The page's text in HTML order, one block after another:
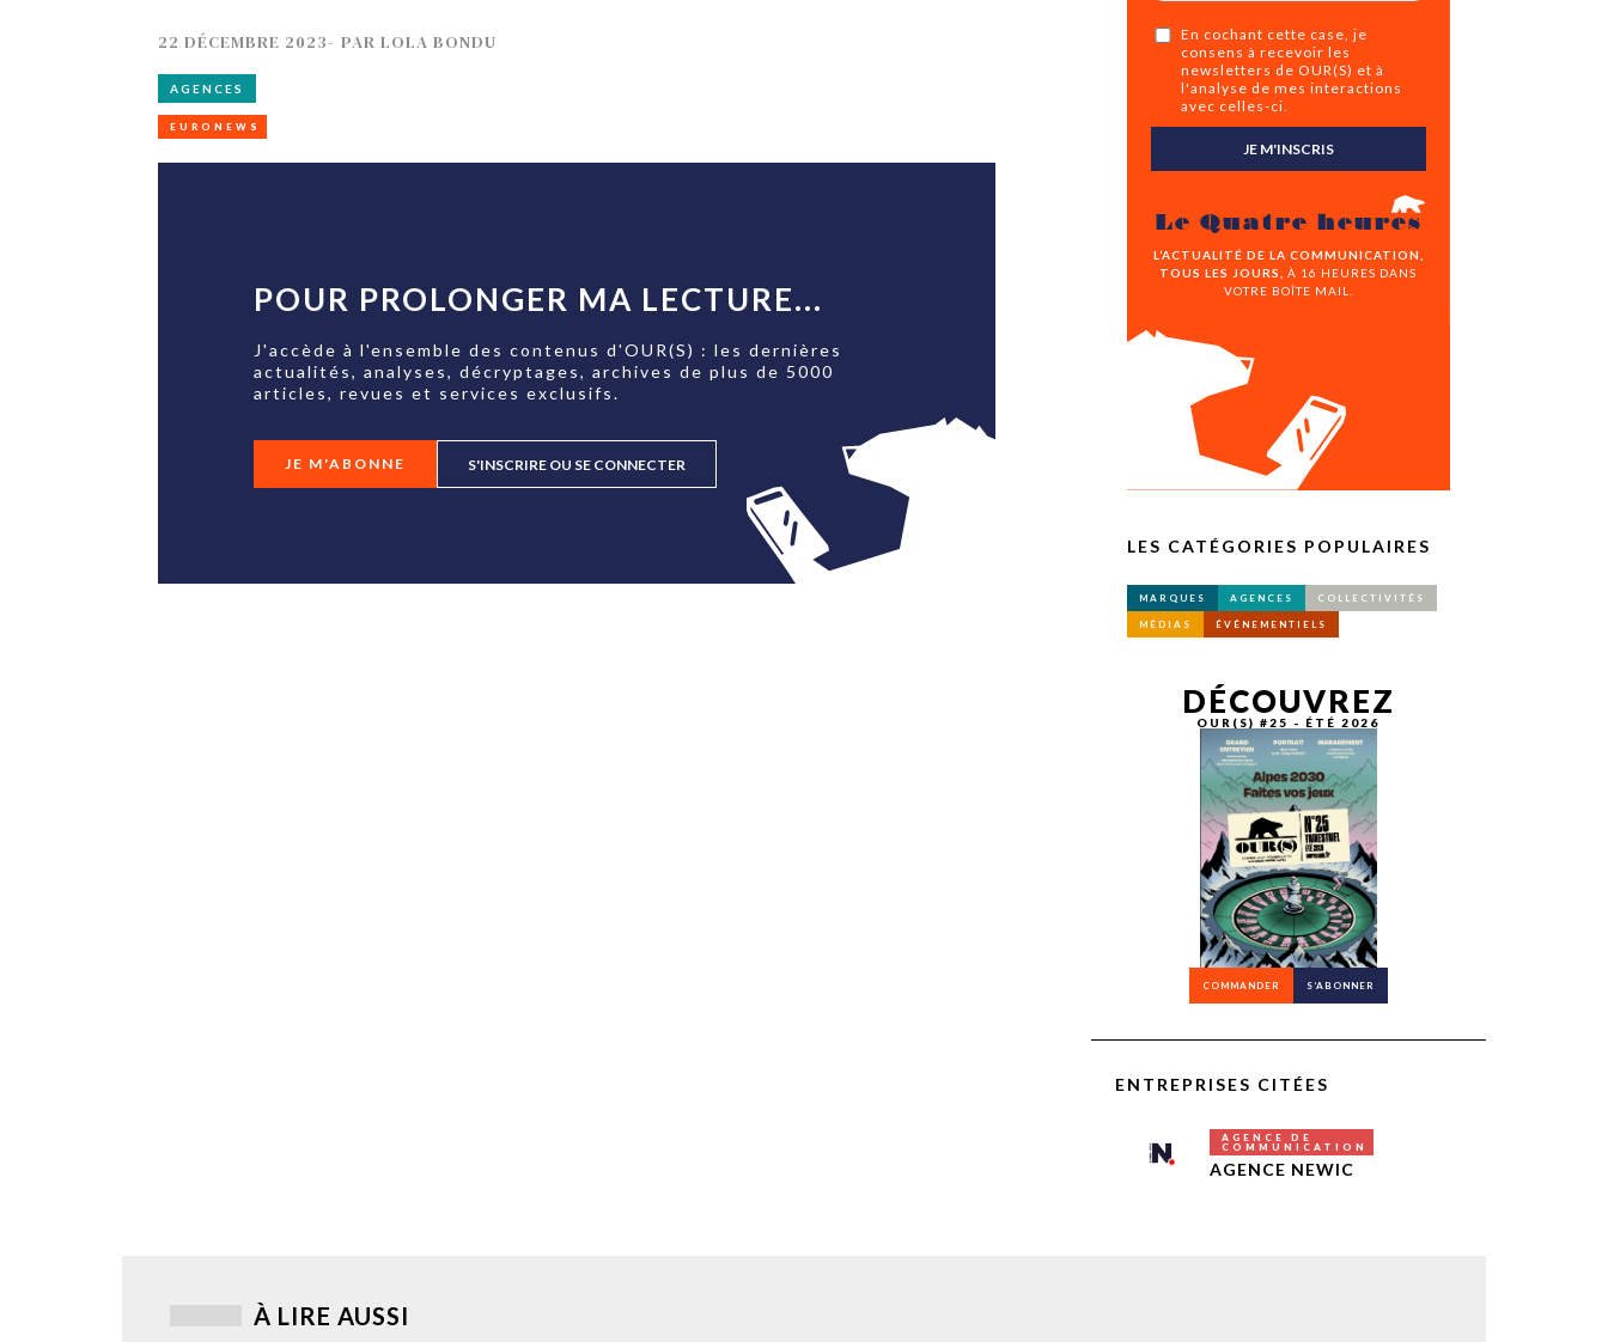
22 DÉCEMBRE 2023- PARLOLA BONDU
AGENCES
EURONEWS
POUR PROLONGER MA LECTURE...
J'accède à l'ensemble des contenus d'OUR(S) : les dernières
actualités, analyses, décryptages, archives de plus de 5000
articles, revues et services exclusifs.
JE M'ABONNE S'INSCRIRE OU SE CONNECTER
En cochant cette case, je
consens à recevoir les
newsletters de OUR(S) et à
l'analyse de mes interactions
avec celles-ci.
JE M'INSCRIS
Le Quatre heures
L’ACTUALITÉ DE LA COMMUNICATION,
TOUS LES JOURS,
À 16 HEURES DANS
VOTRE BOÎTE MAIL.
LES CATÉGORIES POPULAIRES
MARQUES AGENCES COLLECTIVITÉS
MÉDIAS ÉVÉNEMENTIELS
DÉCOUVREZ
OUR(S) #25 - ÉTÉ 2026
COMMANDER S’ABONNER
ENTREPRISES CITÉES
AGENCE DE
COMMUNICATION
AGENCE NEWIC
À LIRE AUSSI